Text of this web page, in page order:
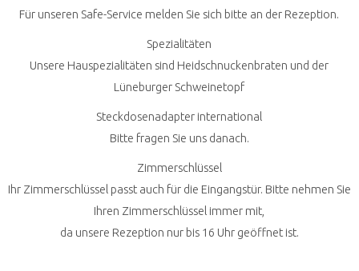
Für unseren Safe-Service melden Sie sich bitte an der Rezeption.
Spezialitäten
Unsere Hauspezialitäten sind Heidschnuckenbraten und der
Lüneburger Schweinetopf
Steckdosenadapter international
Bitte fragen Sie uns danach.
Zimmerschlüssel
Ihr Zimmerschlüssel passt auch für die Eingangstür. Bitte nehmen Sie
Ihren Zimmerschlüssel immer mit,
da unsere Rezeption nur bis 16 Uhr geöffnet ist.